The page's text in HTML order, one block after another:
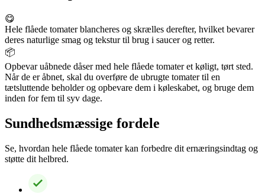
😋
Hele flåede tomater blancheres og skrælles derefter, hvilket bevarer
deres naturlige smag og tekstur til brug i saucer og retter.
📦
Opbevar uåbnede dåser med hele flåede tomater et køligt, tørt sted.
Når de er åbnet, skal du overføre de ubrugte tomater til en
tætsluttende beholder og opbevare dem i køleskabet, og bruge dem
inden for fem til syv dage.
Sundhedsmæssige fordele
Se, hvordan hele flåede tomater kan forbedre dit ernæringsindtag og
støtte dit helbred.